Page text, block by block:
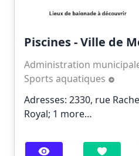
Piscines - Ville de
Administration
Sports aquatiques
Adresses: 2330, rue
Royal; 1 more…